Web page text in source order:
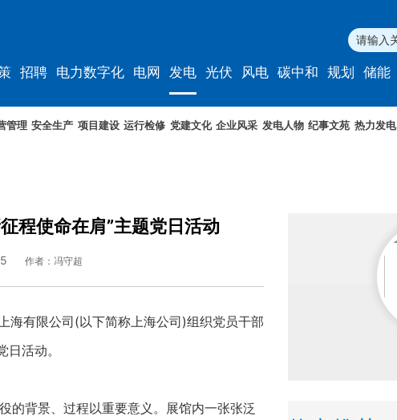
招聘 电力数字化 电网 发电 光伏 风电 碳中和 规划 储能
管理 安全生产 项目建设 运行检修 党建文化 企业风采 发电人物 纪事文苑 热力发电
程使命在肩”主题党日活动
作者：冯守超
有限公司(以下简称上海公司)组织党员干部
活动。
背景、过程以重要意义。展馆内一张张泛